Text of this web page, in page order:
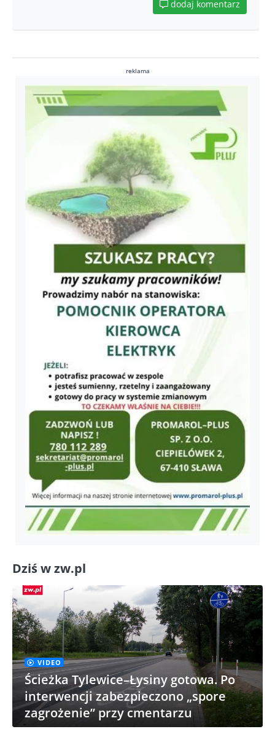
dodaj komentarz
reklama
Dziś w zw.pl
VIDEO
Ścieżka Tylewice–Łysiny gotowa. Po
interwencji zabezpieczono „spore
zagrożenie” przy cmentarzu